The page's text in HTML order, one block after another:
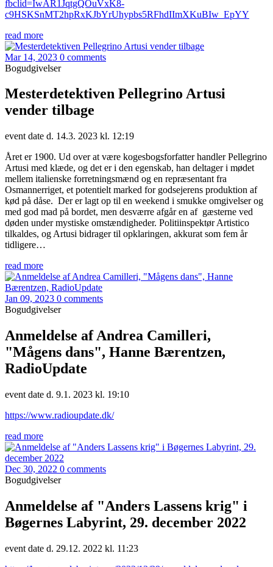
fbclid=IwAR1JqtgQOuVxK8-
c9HSKSnMT2hpRxKJbYrUhypbs5RFhdIImXKuBIw_EpYY
read more
Mar 14, 2023 0 comments
Bogudgivelser
Mesterdetektiven Pellegrino Artusi
vender tilbage
event date d. 14.3. 2023 kl. 12:19
Året er 1900. Ud over at være kogesbogsforfatter handler Pellegrino
Artusi med klæde, og det er i den egenskab, han deltager i mødet
mellem italienske forretningsmænd og en repræsentant fra
Osmannerriget, et potentielt marked for godsejerens produktion af
kød på dåse. Der er lagt op til en weekend i smukke omgivelser og
med god mad på bordet, men desværre afgår en af gæsterne ved
døden under mystiske omstændigheder. Politiinspektør Artistico
tilkaldes, og Artusi bidrager til opklaringen, akkurat som fem år
tidligere…
read more
Jan 09, 2023 0 comments
Bogudgivelser
Anmeldelse af Andrea Camilleri,
"Mågens dans", Hanne Bærentzen,
RadioUpdate
event date d. 9.1. 2023 kl. 19:10
https://www.radioupdate.dk/
read more
Dec 30, 2022 0 comments
Bogudgivelser
Anmeldelse af "Anders Lassens krig" i
Bøgernes Labyrint, 29. december 2022
event date d. 29.12. 2022 kl. 11:23